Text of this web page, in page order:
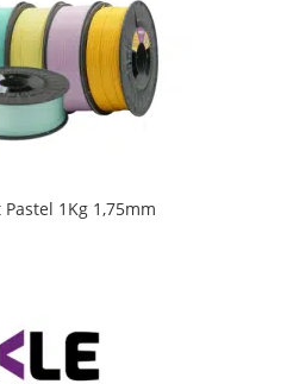
1Kg 1,75mm